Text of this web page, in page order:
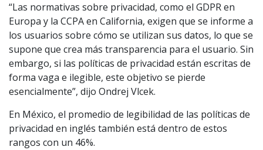
“Las normativas sobre privacidad, como el GDPR en
Europa y la CCPA en California, exigen que se informe a
los usuarios sobre cómo se utilizan sus datos, lo que se
supone que crea más transparencia para el usuario. Sin
embargo, si las políticas de privacidad están escritas de
forma vaga e ilegible, este objetivo se pierde
esencialmente”, dijo Ondrej Vlcek.
En México, el promedio de legibilidad de las políticas de
privacidad en inglés también está dentro de estos
rangos con un 46%.